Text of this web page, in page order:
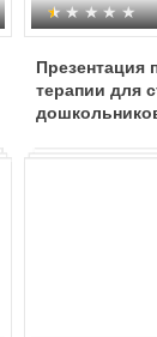
Презентация
терапии для